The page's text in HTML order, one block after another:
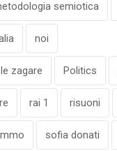
semiotica
noi
zagare Politics
rai 1 risuoni
sofia donati